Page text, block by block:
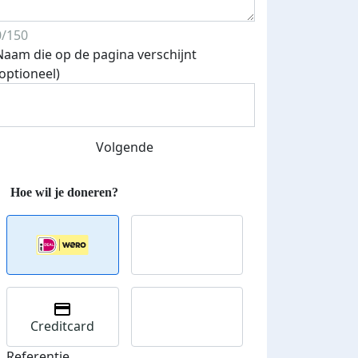
150
die op de pagina verschijnt
Volgende
Creditcard